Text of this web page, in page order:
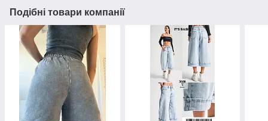
Подібні товари компанії